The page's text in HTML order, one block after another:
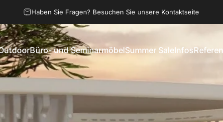
Haben Sie Fragen? Besuchen Sie unsere Kontaktseite
Outdoor
Büro- und Seminarmöbel
Büro- und Seminarmöbel
Summer SaleInfos